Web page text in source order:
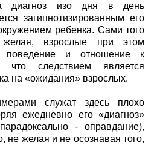
диагноз изо дня в день
загипнотизированным его
ребенка. Сами того
взрослые при этом
поведение и отношение к
что следствием является
на «ожидания» взрослых.
служат здесь плохо
ежедневно его «диагноз»
- оправдание),
не желая и не осознавая того,